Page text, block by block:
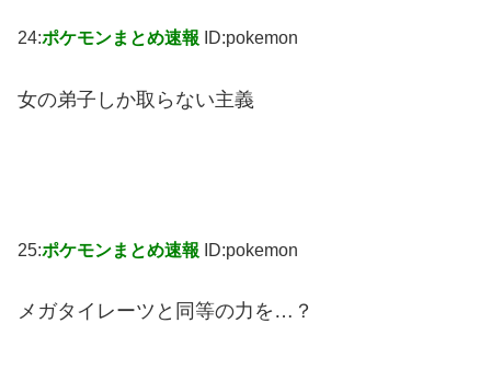
24:ポケモンまとめ速報 ID:pokemon
女の弟子しか取らない主義
25:ポケモンまとめ速報 ID:pokemon
メガタイレーツと同等の力を…？